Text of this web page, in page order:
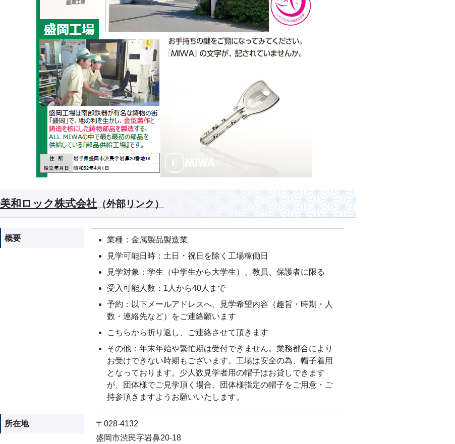
美和ロック株式会社 （外部リンク）
概要
業種：金属製品製造業
見学可能日時：土日・祝日を除く工場稼働日
見学対象：学生（中学生から大学生）、教員、保護者に限る
受入可能人数：1人から40人まで
予約：以下メールアドレスへ、見学希望内容（趣旨・時期・人
数・連絡先など）をご連絡願います
こちらから折り返し、ご連絡させて頂きます
その他：年末年始や繁忙期は受付できません。業務都合により
お受けできない時期もございます。工場は安全の為、帽子着用
となっております。少人数見学者用の帽子はお貸しできます
が、団体様でご見学頂く場合、団体様指定の帽子をご用意・ご
持参頂きますようお願いいたします。
所在地
〒028-4132
盛岡市渋民字岩鼻20-18